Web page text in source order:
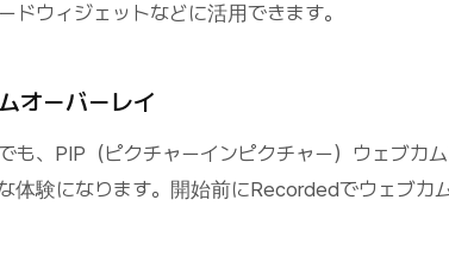
ドウィジェットなどに活用できます。
オーバーレイ
も、PIP（ピクチャーインピクチャー）ウェブカ
体験になります。開始前にRecordedでウェブカ